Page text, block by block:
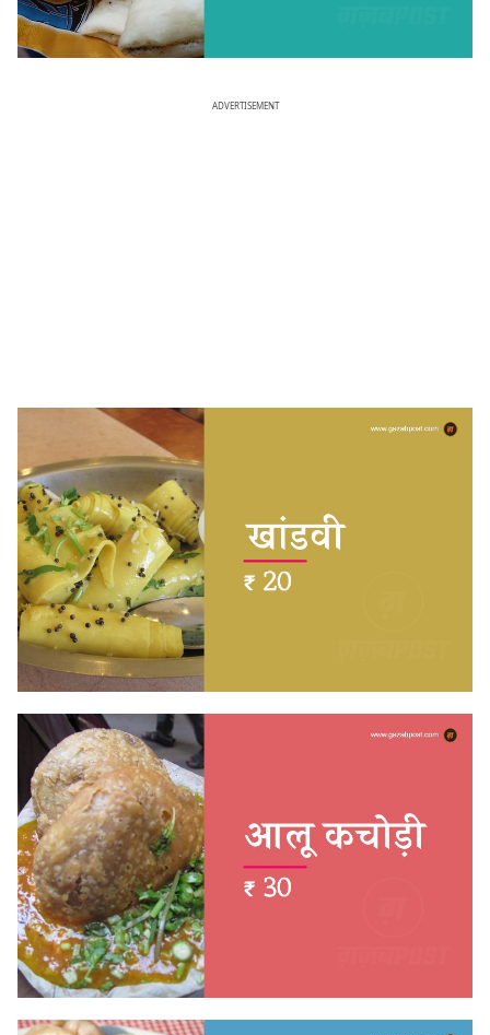
ADVERTISEMENT